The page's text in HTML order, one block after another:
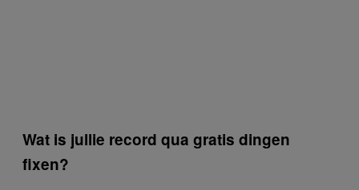
Wat is jullie record qua gratis dingen
fixen?